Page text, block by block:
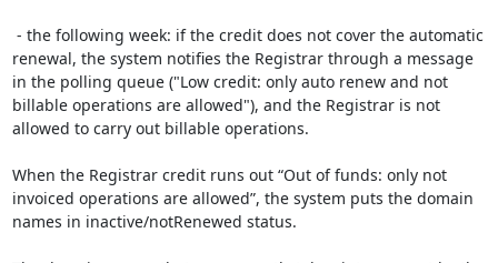
renewal, the system notifies the Registrar through a message
in the polling queue ("Low credit: only auto renew and not
billable operations are allowed"), and the Registrar is not
allowed to carry out billable operations.
When the Registrar credit runs out “Out of funds: only not
invoiced operations are allowed”, the system puts the domain
names in inactive/notRenewed status.